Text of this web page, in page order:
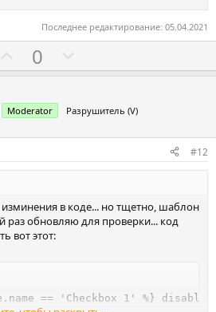
Последнее редактирование: 05.04.2021
а
0
р
т
и
Moderator Разрушитель (V)
#12
изминения в коде... но тщетно, шаблон
обновляю для проверки... код
вот этот:
== 'Checkbox 1' %}